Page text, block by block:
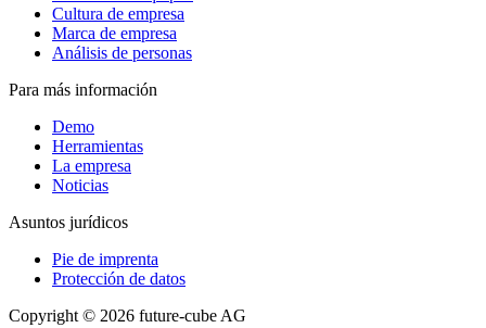
Cultura de empresa
Marca de empresa
Análisis de personas
Para más información
Demo
Herramientas
La empresa
Noticias
Asuntos jurídicos
Pie de imprenta
Protección de datos
Copyright © 2026 future-cube AG